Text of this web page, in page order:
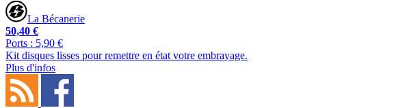
La Bécanerie
50,40 €
Ports : 5,90 €
Kit disques lisses pour remettre en état votre embrayage.
Plus d'infos